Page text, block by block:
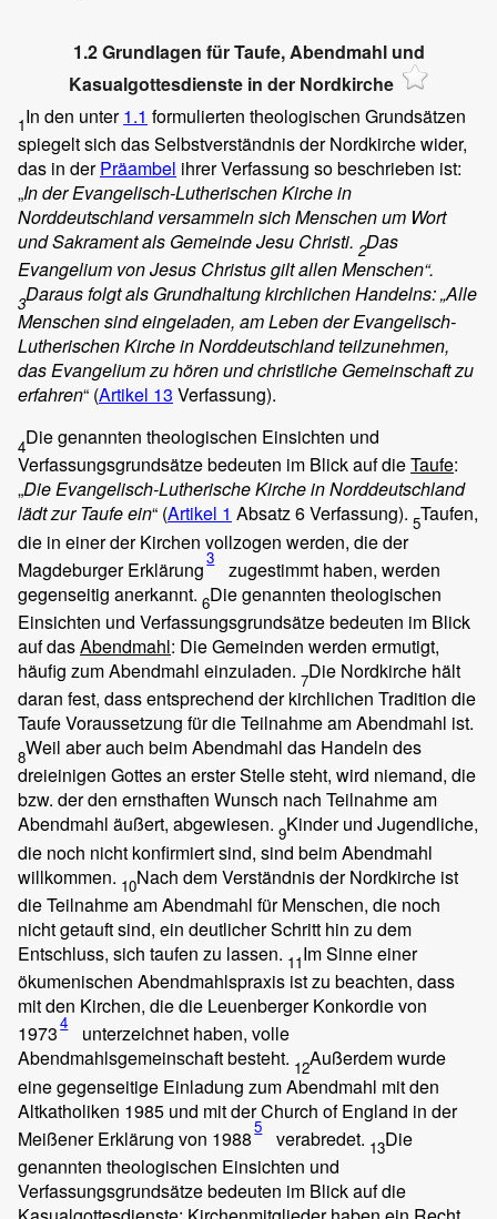
1.2 Grundlagen für Taufe, Abendmahl und
Kasualgottesdienste in der Nordkirche
1In den unter1.1 formulierten theologischen Grundsätzen
spiegelt sich das Selbstverständnis der Nordkirche wider,
das in derPräambel ihrer Verfassung so beschrieben ist:
„In der Evangelisch-Lutherischen Kirche in
Norddeutschland versammeln sich Menschen um Wort
und Sakrament als Gemeinde Jesu Christi. 2Das
Evangelium von Jesus Christus gilt allen Menschen“.
3Daraus folgt als Grundhaltung kirchlichen Handelns: „Alle
Menschen sind eingeladen, am Leben der Evangelisch-
Lutherischen Kirche in Norddeutschland teilzunehmen,
das Evangelium zu hören und christliche Gemeinschaft zu
erfahren“ (Artikel 13 Verfassung).
4Die genannten theologischen Einsichten und
Verfassungsgrundsätze bedeuten im Blick auf dieTaufe:
„Die Evangelisch-Lutherische Kirche in Norddeutschland
lädt zur Taufe ein“ (Artikel 1 Absatz 6 Verfassung). 5Taufen,
die in einer der Kirchen vollzogen werden, die der
Magdeburger Erklärung3
zugestimmt haben, werden
gegenseitig anerkannt. 6Die genannten theologischen
Einsichten und Verfassungsgrundsätze bedeuten im Blick
auf dasAbendmahl: Die Gemeinden werden ermutigt,
häufig zum Abendmahl einzuladen. 7Die Nordkirche hält
daran fest, dass entsprechend der kirchlichen Tradition die
Taufe Voraussetzung für die Teilnahme am Abendmahl ist.
8Weil aber auch beim Abendmahl das Handeln des
dreieinigen Gottes an erster Stelle steht, wird niemand, die
bzw. der den ernsthaften Wunsch nach Teilnahme am
Abendmahl äußert, abgewiesen. 9Kinder und Jugendliche,
die noch nicht konfirmiert sind, sind beim Abendmahl
willkommen. 10Nach dem Verständnis der Nordkirche ist
die Teilnahme am Abendmahl für Menschen, die noch
nicht getauft sind, ein deutlicher Schritt hin zu dem
Entschluss, sich taufen zu lassen. 11Im Sinne einer
ökumenischen Abendmahlspraxis ist zu beachten, dass
mit den Kirchen, die die Leuenberger Konkordie von
19734
unterzeichnet haben, volle
Abendmahlsgemeinschaft besteht. 12Außerdem wurde
eine gegenseitige Einladung zum Abendmahl mit den
Altkatholiken 1985 und mit der Church of England in der
Meißener Erklärung von 19885 verabredet. 13Die
genannten theologischen Einsichten und
Verfassungsgrundsätze bedeuten im Blick auf die